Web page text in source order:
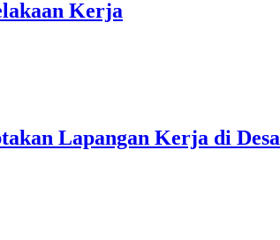
Kerja
Lapangan Kerja di Desa